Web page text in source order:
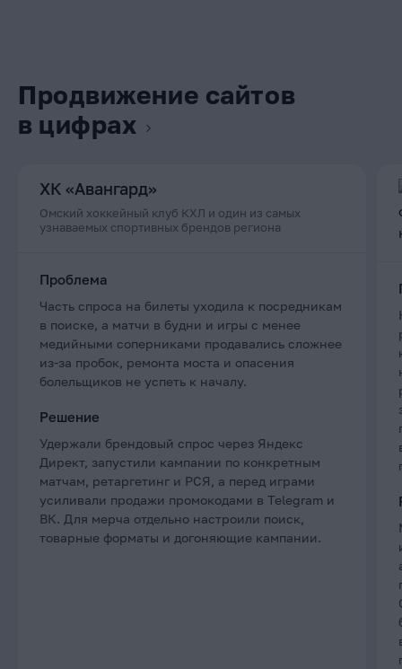
Продвижение сайтов
в цифрах
ХК «Авангард»
Омский хоккейный клуб КХЛ и один из самых
узнаваемых спортивных брендов региона
Проблема
Часть спроса на билеты уходила к посредникам
в поиске, а матчи в будни и игры с менее
медийными соперниками продавались сложнее
из-за пробок, ремонта моста и опасения
болельщиков не успеть к началу.
Решение
Удержали брендовый спрос через Яндекс
Директ, запустили кампании по конкретным
матчам, ретаргетинг и РСЯ, а перед играми
усиливали продажи промокодами в Telegram и
ВК. Для мерча отдельно настроили поиск,
товарные форматы и догоняющие кампании.